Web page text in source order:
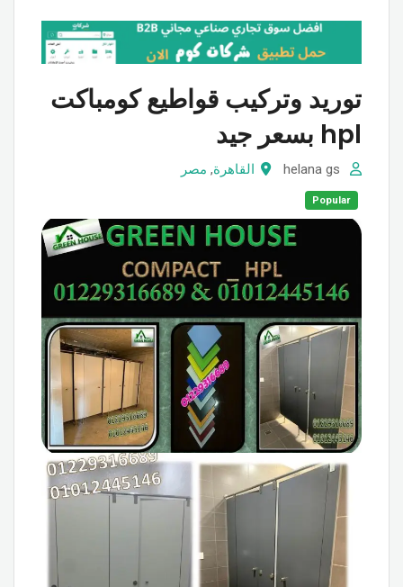
توريد وتركيب قواطيع كومباكت
hpl بسعر جيد
القاهرة, مصر
Popular